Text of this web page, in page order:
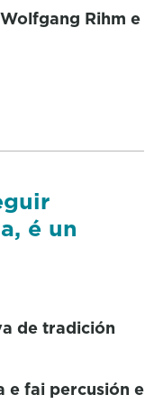
Rihm e
é un
de tradición
e fai percusión e